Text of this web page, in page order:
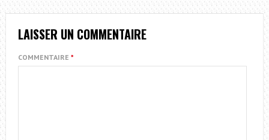
LAISSER UN COMMENTAIRE
COMMENTAIRE *